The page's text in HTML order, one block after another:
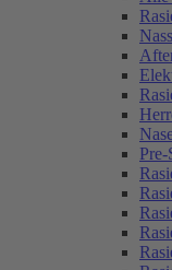
Pre-